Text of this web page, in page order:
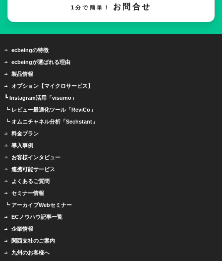
1分で簡単！ お問合せ
ecbeingの特徴
ecbeingが選ばれる理由
製品情報
オプション【マイクロサービス】
┗ Instagram活用「visumo」
┗ レビュー最適化ツール「ReviCo」
┗ オムニチャネル分析「Sechstant」
料金プラン
導入事例
お客様インタビュー
連携可能サービス
よくあるご質問
セミナー情報
┗ アーカイブWebセミナー
ECノウハウ記事一覧
企業情報
関西支社のご案内
九州のお客様へ